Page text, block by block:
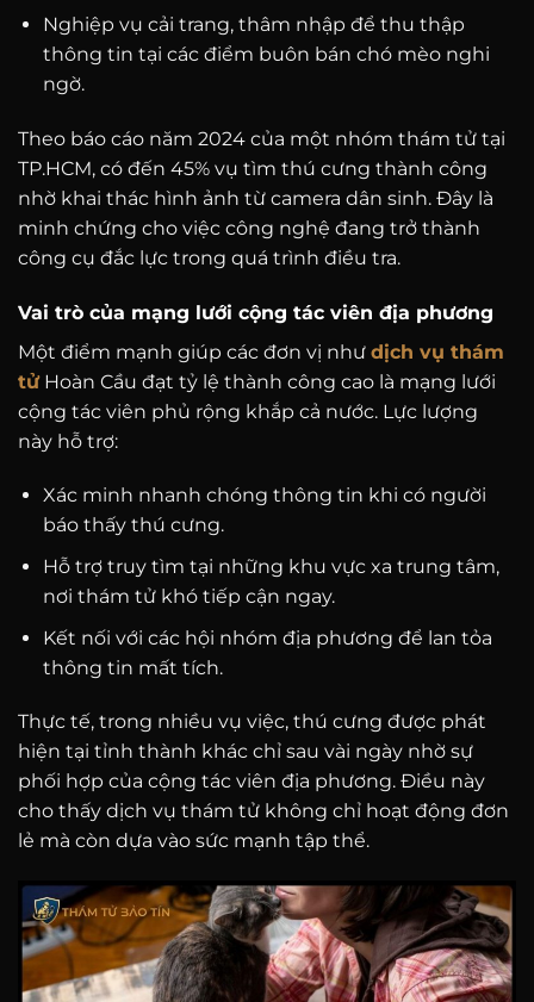
Nghiệp vụ cải trang, thâm nhập để thu thập
thông tin tại các điểm buôn bán chó mèo nghi
ngờ.
Theo báo cáo năm 2024 của một nhóm thám tử tại
TP.HCM, có đến 45% vụ tìm thú cưng thành công
nhờ khai thác hình ảnh từ camera dân sinh. Đây là
minh chứng cho việc công nghệ đang trở thành
công cụ đắc lực trong quá trình điều tra.
Vai trò của mạng lưới cộng tác viên địa phương
Một điểm mạnh giúp các đơn vị như dịch vụ thám
tửHoàn Cầu đạt tỷ lệ thành công cao là mạng lưới
cộng tác viên phủ rộng khắp cả nước. Lực lượng
này hỗ trợ:
Xác minh nhanh chóng thông tin khi có người
báo thấy thú cưng.
Hỗ trợ truy tìm tại những khu vực xa trung tâm,
nơi thám tử khó tiếp cận ngay.
Kết nối với các hội nhóm địa phương để lan tỏa
thông tin mất tích.
Thực tế, trong nhiều vụ việc, thú cưng được phát
hiện tại tỉnh thành khác chỉ sau vài ngày nhờ sự
phối hợp của cộng tác viên địa phương. Điều này
cho thấy dịch vụ thám tử không chỉ hoạt động đơn
lẻ mà còn dựa vào sức mạnh tập thể.